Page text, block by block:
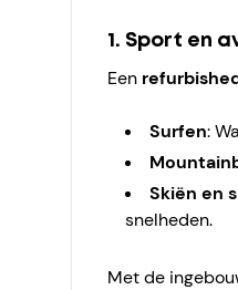
1. Sport en
Een
Surfen:
Skiën en
snelheden.
Met de